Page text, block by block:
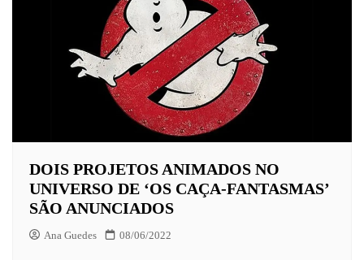
DOIS PROJETOS ANIMADOS NO
UNIVERSO DE ‘OS CAÇA-FANTASMAS’
SÃO ANUNCIADOS
Ana Guedes 08/06/2022